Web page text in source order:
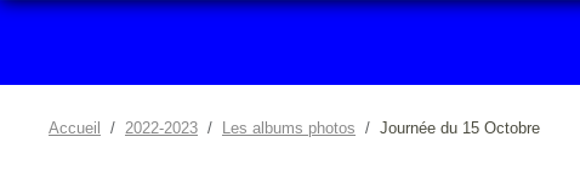
Accueil 2022-2023 Les albums photos Journée du 15 Octobre